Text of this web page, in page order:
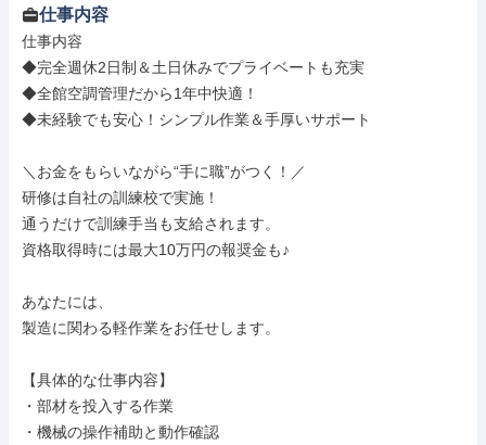
仕事内容
仕事内容
◆完全週休2日制＆土日休みでプライベートも充実
◆全館空調管理だから1年中快適！
◆未経験でも安心！シンプル作業＆手厚いサポート
＼お金をもらいながら“手に職”がつく！／
研修は自社の訓練校で実施！
通うだけで訓練手当も支給されます。
資格取得時には最大10万円の報奨金も♪
あなたには、
製造に関わる軽作業をお任せします。
【具体的な仕事内容】
・部材を投入する作業
・機械の操作補助と動作確認